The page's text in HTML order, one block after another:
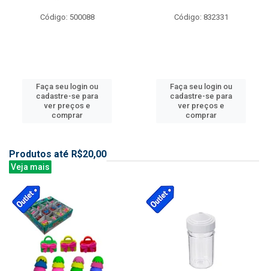
Código: 500088
Faça seu login ou
cadastre-se para
ver preços e
comprar
Código: 832331
Faça seu login ou
cadastre-se para
ver preços e
comprar
Produtos até R$20,00
Veja mais